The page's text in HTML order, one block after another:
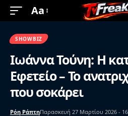
Aa
SHOWBIZ
Ιωάννα Τούνη: Η
Εφετείο – Το
που σοκάρει
Ρόη ΡάπτηΠαρασκευή 27 Μαρτίου 2026 -